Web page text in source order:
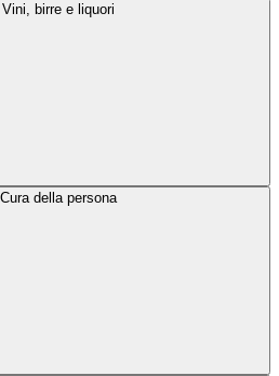
Vini, birre e liquori
Cura della persona